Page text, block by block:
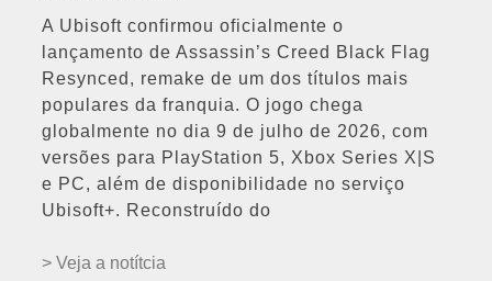
A Ubisoft confirmou oficialmente o
lançamento de Assassin’s Creed Black Flag
Resynced, remake de um dos títulos mais
populares da franquia. O jogo chega
globalmente no dia 9 de julho de 2026, com
versões para PlayStation 5, Xbox Series X|S
e PC, além de disponibilidade no serviço
Ubisoft+. Reconstruído do
> Veja a notítcia